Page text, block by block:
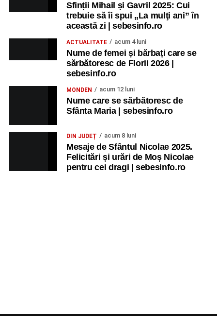
Sfinții Mihail și Gavril 2025: Cui
trebuie să îi spui „La mulţi ani” în
această zi | sebesinfo.ro
ACTUALITATE acum 4 luni
Nume de femei și bărbați care se
sărbătoresc de Florii 2026 |
sebesinfo.ro
MONDEN acum 12 luni
Nume care se sărbătoresc de
Sfânta Maria | sebesinfo.ro
DIN JUDEȚ acum 8 luni
Mesaje de Sfântul Nicolae 2025.
Felicitări și urări de Moș Nicolae
pentru cei dragi | sebesinfo.ro